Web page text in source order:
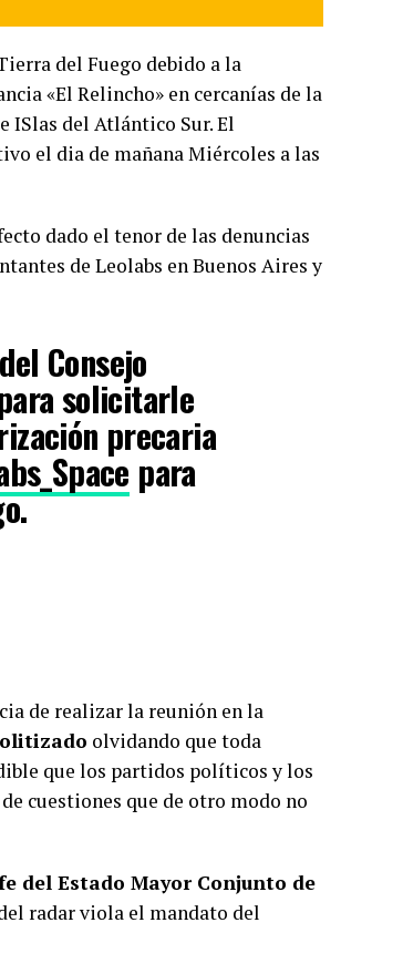
del Fuego debido a la
«El Relincho» en cercanías de la
ISlas del Atlántico Sur. El
el dia de mañana Miércoles a las
dado el tenor de las denuncias
de Leolabs en Buenos Aires y
Consejo
solicitarle
precaria
para
de realizar la reunión en la
olvidando que toda
que los partidos políticos y los
cuestiones que de otro modo no
del Estado Mayor Conjunto de
radar viola el mandato del